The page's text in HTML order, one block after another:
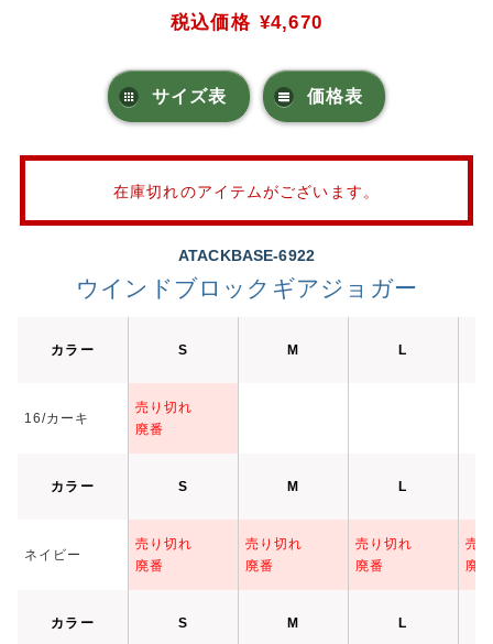
税込価格 ¥4,670
サイズ表 価格表
在庫切れのアイテムがございます。
ATACKBASE-6922
ウインドブロックギアジョガー
カラー S M L
16/カーキ
売り切れ
廃番
カラー S M L
ネイビー
売り切れ
廃番
売り切れ
廃番
売り切れ
廃番
売
廃番
カラー S M L